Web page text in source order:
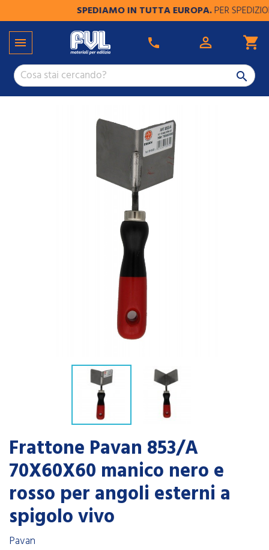
SPEDIAMO IN TUTTA EUROPA.PER SPEDIZIONI


phone  shopping_cart
Frattone Pavan 853/A
70X60X60 manico nero e
rosso per angoli esterni a
spigolo vivo
Pavan